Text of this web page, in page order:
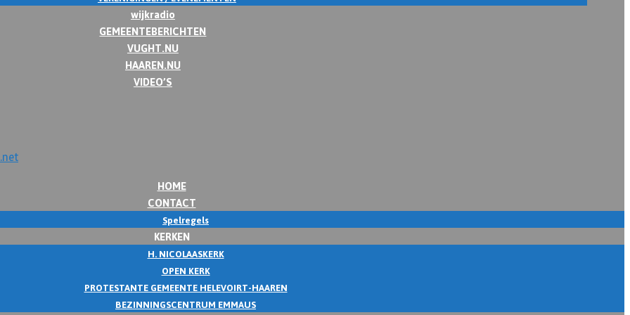
wijkradio
GEMEENTEBERICHTEN
VUGHT.NU
HAAREN.NU
VIDEO’S
HOME
CONTACT
Spelregels
KERKEN
H. NICOLAASKERK
OPEN KERK
PROTESTANTE GEMEENTE HELEVOIRT-HAAREN
BEZINNINGSCENTRUM EMMAUS